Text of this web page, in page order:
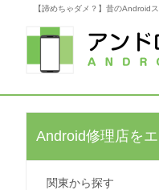
【諦めちゃダメ？】昔のAndroid
Android修理店を
関東から探す